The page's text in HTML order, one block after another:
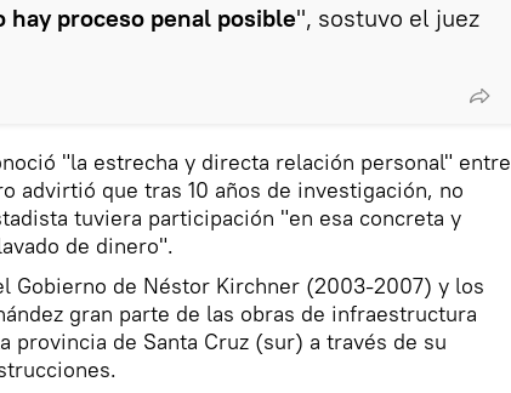
hay proceso penal posible", sostuvo el juez
"la estrecha y directa relación personal" entre
advirtió que tras 10 años de investigación, no
tuviera participación "en esa concreta y
de dinero".
Gobierno de Néstor Kirchner (2003-2007) y los
gran parte de las obras de infraestructura
provincia de Santa Cruz (sur) a través de su